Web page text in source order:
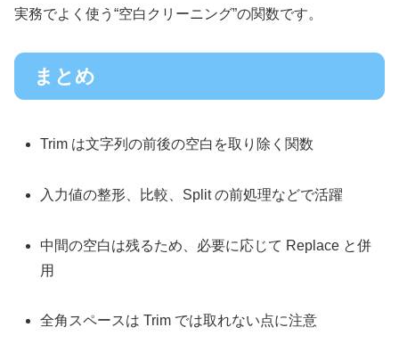
実務でよく使う“空白クリーニング”の関数です。
まとめ
Trim は文字列の前後の空白を取り除く関数
入力値の整形、比較、Split の前処理などで活躍
中間の空白は残るため、必要に応じて Replace と併
用
全角スペースは Trim では取れない点に注意